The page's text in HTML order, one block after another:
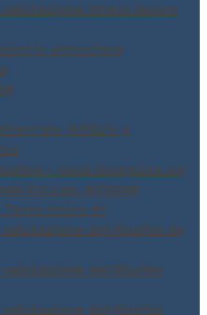
stress lavoro
in atmosfera
Edilizia e
– corsi sicurezza sul
il D.Lgs. 81/2008
Unico 81
del Rischio da
del Rischio
del Rischio